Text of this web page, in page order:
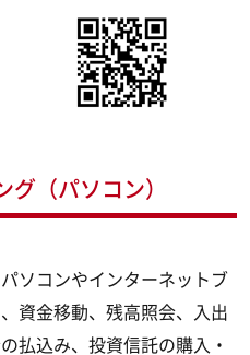
（パソコン）
ソコンやインターネットブ
資金移動、残高照会、入出
払込み、投資信託の購入・